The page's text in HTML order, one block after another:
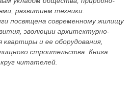
развитием техники.
посвящена современному жилищу
эволюции архитектурно-
квартиры и ее оборудования,
строительства. Книга
читателей.